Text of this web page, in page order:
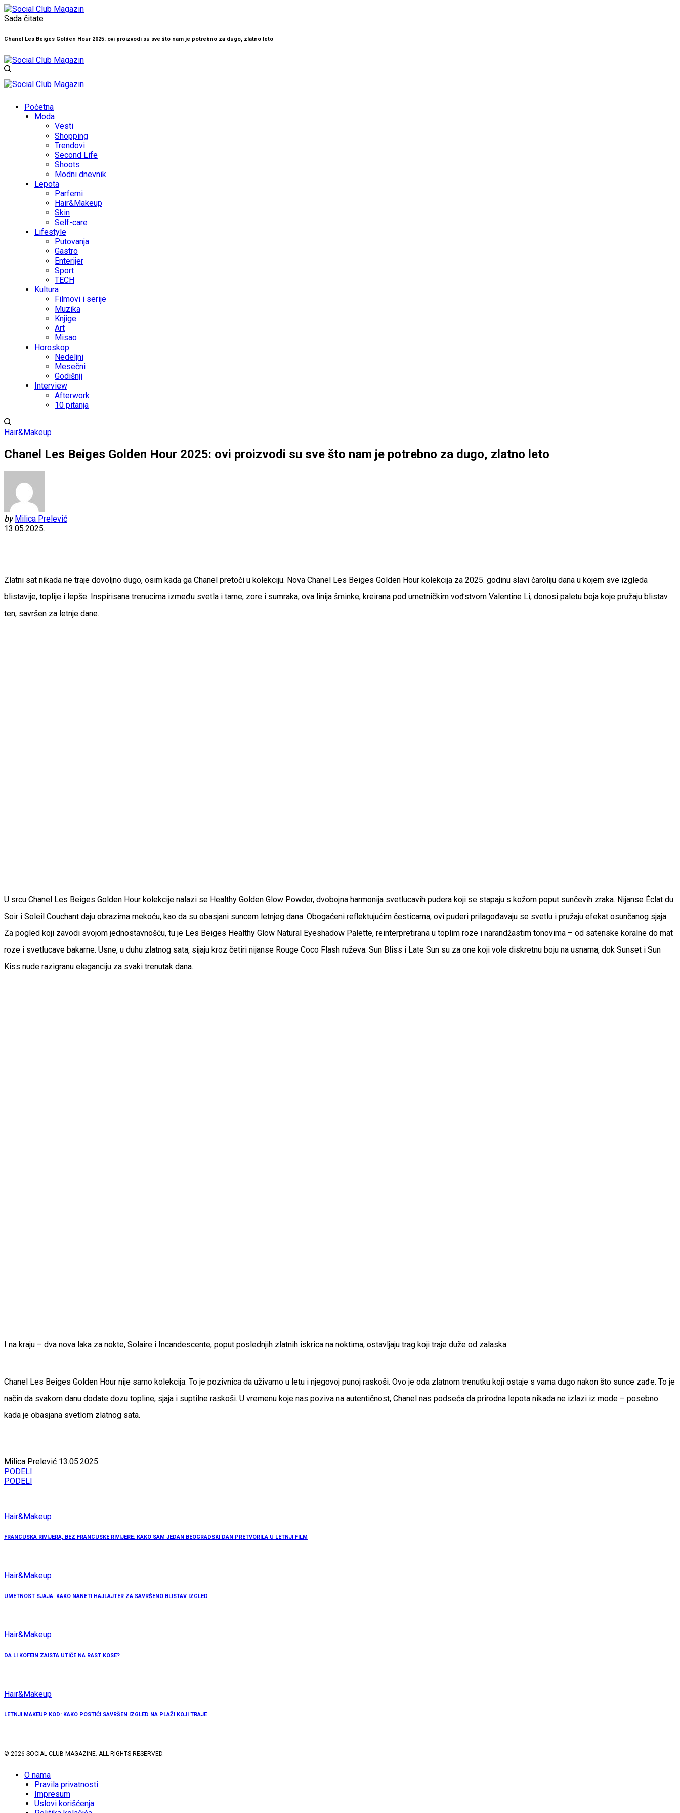
Sada čitate
Chanel Les Beiges Golden Hour 2025: ovi proizvodi su sve što nam je potrebno za dugo, zlatno leto
Početna
Moda
Vesti
Shopping
Trendovi
Second Life
Shoots
Modni dnevnik
Lepota
Parfemi
Hair&Makeup
Skin
Self-care
Lifestyle
Putovanja
Gastro
Enterijer
Sport
TECH
Kultura
Filmovi i serije
Muzika
Knjige
Art
Misao
Horoskop
Nedeljni
Mesečni
Godišnji
Interview
Afterwork
10 pitanja
Hair&Makeup
Chanel Les Beiges Golden Hour 2025: ovi proizvodi su sve što nam je potrebno za dugo, zlatno leto
by Milica Prelević
13.05.2025.
Zlatni sat nikada ne traje dovoljno dugo, osim kada ga Chanel pretoči u kolekciju. Nova Chanel Les Beiges Golden Hour kolekcija za 2025. godinu slavi čaroliju dana u kojem sve izgleda
blistavije, toplije i lepše. Inspirisana trenucima između svetla i tame, zore i sumraka, ova linija šminke, kreirana pod umetničkim vođstvom Valentine Li, donosi paletu boja koje pružaju blistav
ten, savršen za letnje dane.
U srcu Chanel Les Beiges Golden Hour kolekcije nalazi se Healthy Golden Glow Powder, dvobojna harmonija svetlucavih pudera koji se stapaju s kožom poput sunčevih zraka. Nijanse Éclat du
Soir i Soleil Couchant daju obrazima mekoću, kao da su obasjani suncem letnjeg dana. Obogaćeni reflektujućim česticama, ovi puderi prilagođavaju se svetlu i pružaju efekat osunčanog sjaja.
Za pogled koji zavodi svojom jednostavnošću, tu je Les Beiges Healthy Glow Natural Eyeshadow Palette, reinterpretirana u toplim roze i narandžastim tonovima – od satenske koralne do mat
roze i svetlucave bakarne. Usne, u duhu zlatnog sata, sijaju kroz četiri nijanse Rouge Coco Flash ruževa. Sun Bliss i Late Sun su za one koji vole diskretnu boju na usnama, dok Sunset i Sun
Kiss nude razigranu eleganciju za svaki trenutak dana.
I na kraju – dva nova laka za nokte, Solaire i Incandescente, poput poslednjih zlatnih iskrica na noktima, ostavljaju trag koji traje duže od zalaska.
Chanel Les Beiges Golden Hour nije samo kolekcija. To je pozivnica da uživamo u letu i njegovoj punoj raskoši. Ovo je oda zlatnom trenutku koji ostaje s vama dugo nakon što sunce zađe. To je
način da svakom danu dodate dozu topline, sjaja i suptilne raskoši. U vremenu koje nas poziva na autentičnost, Chanel nas podseća da prirodna lepota nikada ne izlazi iz mode – posebno
kada je obasjana svetlom zlatnog sata.
Milica Prelević 13.05.2025.
PODELI
PODELI
Hair&Makeup
FRANCUSKA RIVIJERA, BEZ FRANCUSKE RIVIJERE: KAKO SAM JEDAN BEOGRADSKI DAN PRETVORILA U LETNJI FILM
Hair&Makeup
UMETNOST SJAJA: KAKO NANETI HAJLAJTER ZA SAVRŠENO BLISTAV IZGLED
Hair&Makeup
DA LI KOFEIN ZAISTA UTIČE NA RAST KOSE?
Hair&Makeup
LETNJI MAKEUP KOD: KAKO POSTIĆI SAVRŠEN IZGLED NA PLAŽI KOJI TRAJE
© 2026 SOCIAL CLUB MAGAZINE. ALL RIGHTS RESERVED.
O nama
Pravila privatnosti
Impresum
Uslovi korišćenja